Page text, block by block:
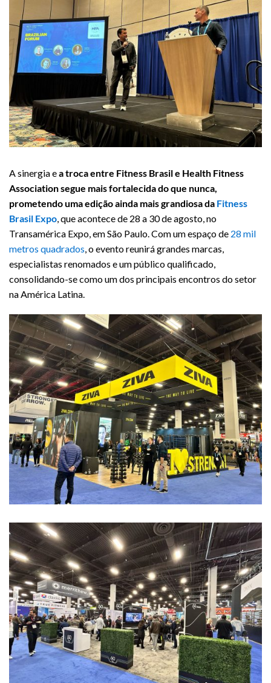
A sinergia ea troca entre Fitness Brasil e Health Fitness
Association segue mais fortalecida do que nunca,
prometendo uma edição ainda mais grandiosa da Fitness
Brasil Expo, que acontece de 28 a 30 de agosto, no
Transamérica Expo, em São Paulo. Com um espaço de 28 mil
metros quadrados, o evento reunirá grandes marcas,
especialistas renomados e um público qualificado,
consolidando-se como um dos principais encontros do setor
na América Latina.